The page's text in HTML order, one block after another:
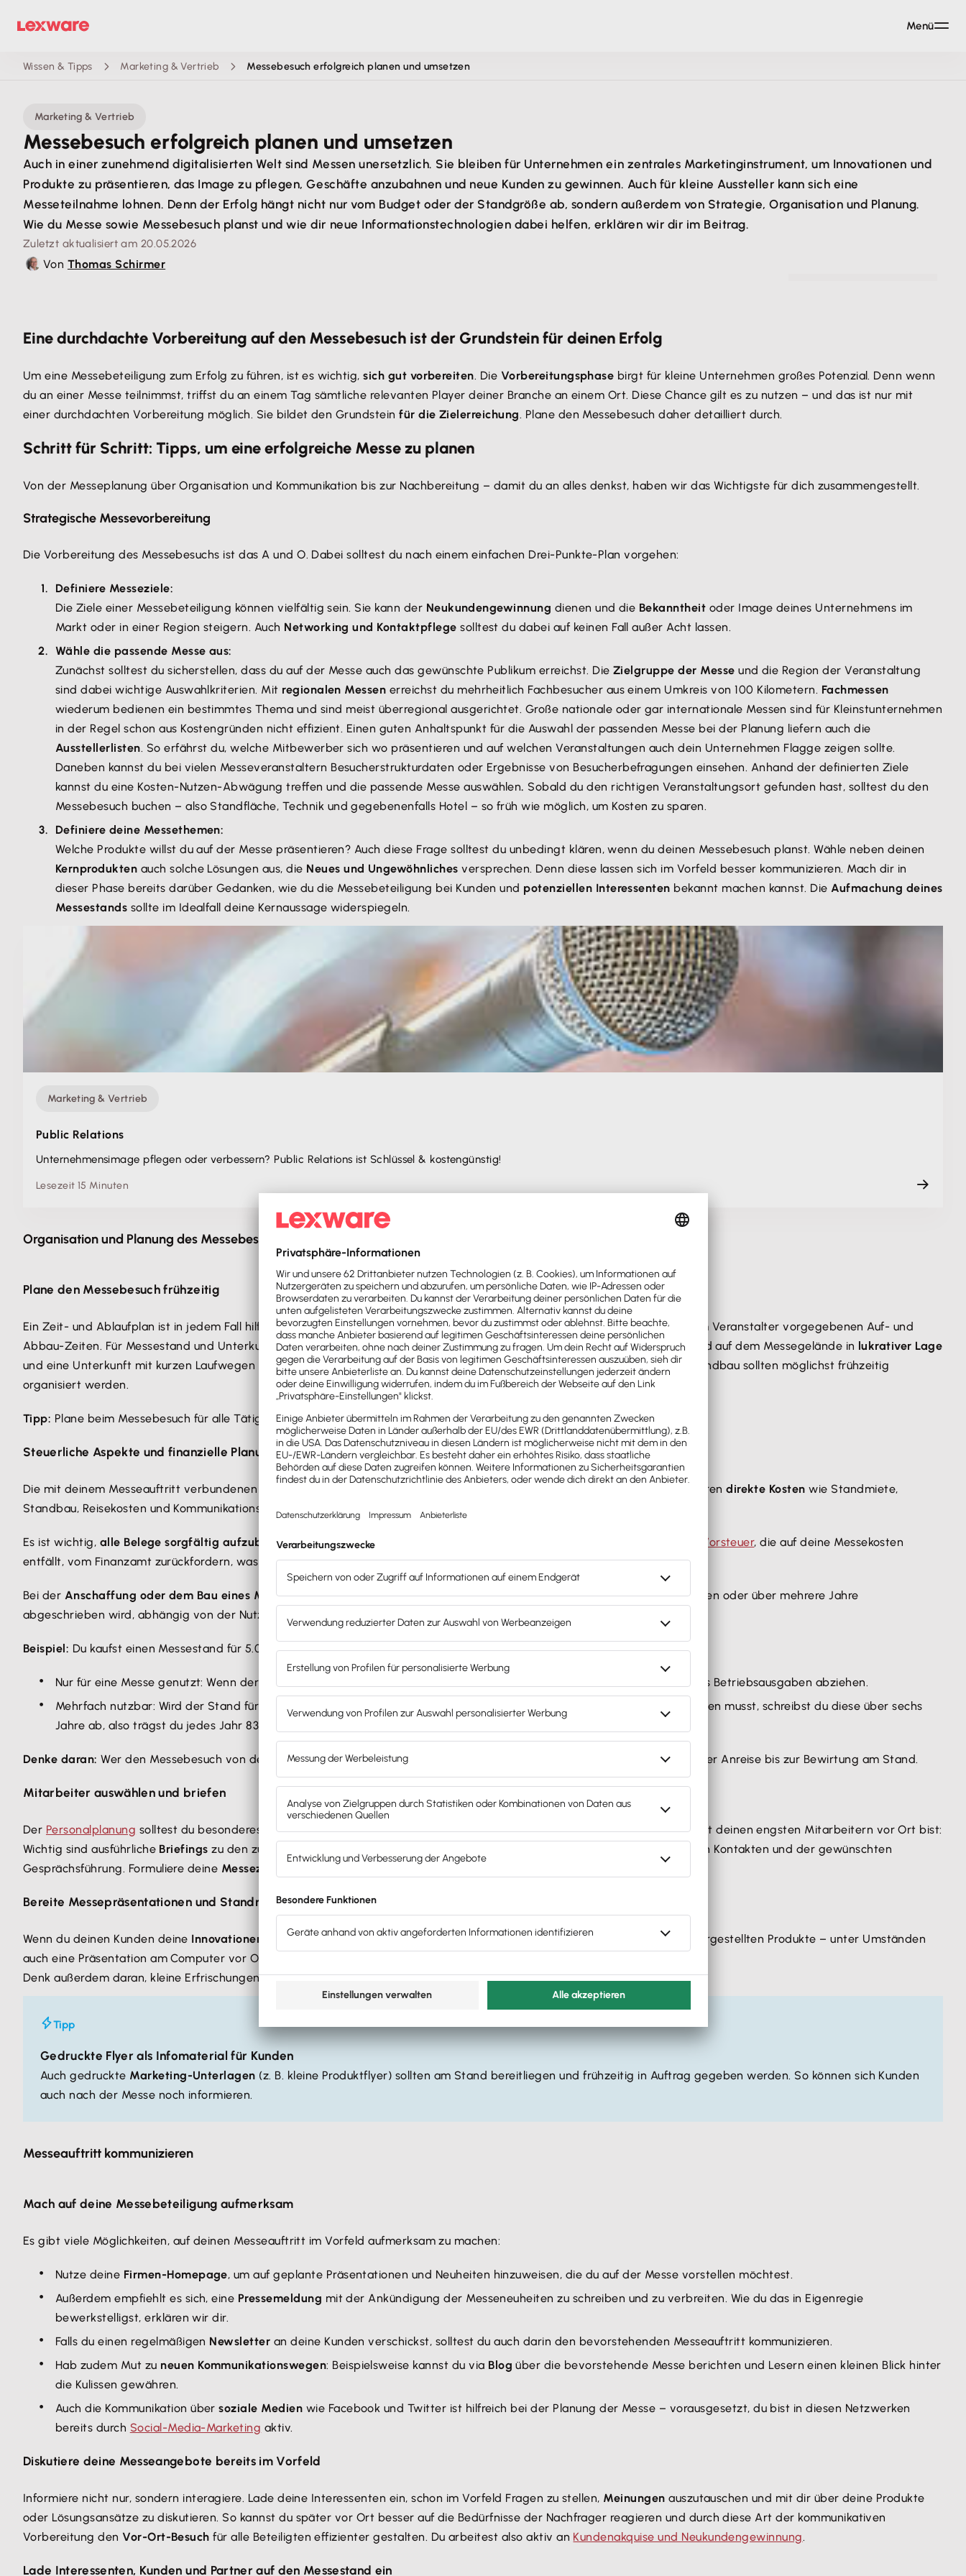
Wissen & Tipps Marketing & Vertrieb Messebesuch erfolgreich planen und umsetzen
Marketing & Vertrieb
Messebesuch erfolgreich planen und umsetzen
Auch in einer zunehmend digitalisierten Welt sind Messen unersetzlich. Sie bleiben für Unternehmen ein zentrales Marketinginstrument, um Innovationen und
Produkte zu präsentieren, das Image zu pflegen, Geschäfte anzubahnen und neue Kunden zu gewinnen. Auch für kleine Aussteller kann sich eine
Messeteilnahme lohnen. Denn der Erfolg hängt nicht nur vom Budget oder der Standgröße ab, sondern außerdem von Strategie, Organisation und Planung.
Wie du Messe sowie Messebesuch planst und wie dir neue Informationstechnologien dabei helfen, erklären wir dir im Beitrag.
Zuletzt aktualisiert am 20.05.2026
Von Thomas Schirmer
Eine durchdachte Vorbereitung auf den Messebesuch ist der Grundstein für deinen Erfolg
Um eine Messebeteiligung zum Erfolg zu führen, ist es wichtig,sich gut vorbereiten. Die Vorbereitungsphase birgt für kleine Unternehmen großes Potenzial. Denn wenn
du an einer Messe teilnimmst, triffst du an einem Tag sämtliche relevanten Player deiner Branche an einem Ort. Diese Chance gilt es zu nutzen – und das ist nur mit
einer durchdachten Vorbereitung möglich. Sie bildet den Grundsteinfür die Zielerreichung. Plane den Messebesuch daher detailliert durch.
Schritt für Schritt: Tipps, um eine erfolgreiche Messe zu planen
Von der Messeplanung über Organisation und Kommunikation bis zur Nachbereitung – damit du an alles denkst, haben wir das Wichtigste für dich zusammengestellt.
Strategische Messevorbereitung
Die Vorbereitung des Messebesuchs ist das A und O. Dabei solltest du nach einem einfachen Drei-Punkte-Plan vorgehen:
Definiere Messeziele:
Die Ziele einer Messebeteiligung können vielfältig sein. Sie kann der Neukundengewinnung dienen und die Bekanntheit oder Image deines Unternehmens im
Markt oder in einer Region steigern. Auch Networking und Kontaktpflege solltest du dabei auf keinen Fall außer Acht lassen.
Wähle die passende Messe aus:
Zunächst solltest du sicherstellen, dass du auf der Messe auch das gewünschte Publikum erreichst. Die Zielgruppe der Messe und die Region der Veranstaltung
sind dabei wichtige Auswahlkriterien. Mit regionalen Messen erreichst du mehrheitlich Fachbesucher aus einem Umkreis von 100 Kilometern. Fachmessen
wiederum bedienen ein bestimmtes Thema und sind meist überregional ausgerichtet. Große nationale oder gar internationale Messen sind für Kleinstunternehmen
in der Regel schon aus Kostengründen nicht effizient. Einen guten Anhaltspunkt für die Auswahl der passenden Messe bei der Planung liefern auch die
Ausstellerlisten. So erfährst du, welche Mitbewerber sich wo präsentieren und auf welchen Veranstaltungen auch dein Unternehmen Flagge zeigen sollte.
Daneben kannst du bei vielen Messeveranstaltern Besucherstrukturdaten oder Ergebnisse von Besucherbefragungen einsehen. Anhand der definierten Ziele
kannst du eine Kosten-Nutzen-Abwägung treffen und die passende Messe auswählen. Sobald du den richtigen Veranstaltungsort gefunden hast, solltest du den
Messebesuch buchen – also Standfläche, Technik und gegebenenfalls Hotel – so früh wie möglich, um Kosten zu sparen.
Definiere deine Messethemen:
Welche Produkte willst du auf der Messe präsentieren? Auch diese Frage solltest du unbedingt klären, wenn du deinen Messebesuch planst. Wähle neben deinen
Kernprodukten auch solche Lösungen aus, die Neues und Ungewöhnliches versprechen. Denn diese lassen sich im Vorfeld besser kommunizieren. Mach dir in
dieser Phase bereits darüber Gedanken, wie du die Messebeteiligung bei Kunden und potenziellen Interessenten bekannt machen kannst. DieAufmachung deines
Messestands sollte im Idealfall deine Kernaussage widerspiegeln.
Marketing & Vertrieb
Public Relations
Unternehmensimage pflegen oder verbessern? Public Relations ist Schlüssel & kostengünstig!
Lesezeit 15 Minuten
Organisation und Planung des Messebesuchs
Plane den Messebesuch frühzeitig
Ein Zeit- und Ablaufplan ist in jedem Fall hilfreich. Mach eine Checkliste. Zentrale Elemente sind derMessebeginnund die vom Veranstalter vorgegebenen Auf- und
Abbau-Zeiten. Für Messestand und Unterkunft gilt: je früher gebucht wird, desto besser. So ist die Chance größer, einen Stand auf dem Messegelände in lukrativer Lage
und eine Unterkunft mit kurzen Laufwegen zu
vernünftigen Preisenzu erhalten. Auch die Logistik von Materialien und der Standbau sollten möglichst frühzeitig
organisiert werden.
Tipp: Plane beim Messebesuch für alle TätigkeitenZeitpufferein.
Steuerliche Aspekte und finanzielle Planung des Messeauftritts
Die mit deinem Messeauftritt verbundenen Kosten können steuerlich als berücksichtigt werden. Dazu gehörendirekte Kosten wie Standmiete,
Standbau, Reisekosten und Kommunikationskosten sowie indirekte Kosten wie Versicherungen und Personalkosten.
Es ist wichtig, alle Belege sorgfältig aufzubewahren, um bei einer Steuerprüfung bestehen zu können. Zudem kannst du die Vorsteuer, die auf deine Messekosten
entfällt, vom Finanzamt zurückfordern, was deine Liquidität verbessert und deine Ausgaben effektiv senkt.
Bei der Anschaffung oder dem Bau eines Messestandsmusst du entscheiden, ob dieser sofort als Betriebsausgabe abgezogen oder über mehrere Jahre
abgeschrieben wird, abhängig von der Nutzungshäufigkeit und -dauer.
Beispiel: Du kaufst einen Messestand für 5.000 €.
Nur für eine Messe genutzt: Wenn der Stand nach der Messe nicht mehr verwendbar ist, kannst du die 5.000 € direkt als Betriebsausgaben abziehen.
Mehrfach nutzbar: Wird der Stand für mehrere Messebesuche genutzt, wo du die 5.000 € als Anlagevermögen betrachten musst, schreibst du diese über sechs
Jahre ab, also trägst du jedes Jahr 833,33 € in der Steuererklärung ein.
Denke daran: Wer den Messebesuch von der Steuer absetzen möchte, sollte alle Ausgaben sorgfältig dokumentieren – von der Anreise bis zur Bewirtung am Stand.
Mitarbeiter auswählen und briefen
Der Personalplanung solltest du besonderes Augenmerk schenken. Wer ist an welchen Tagen am Stand? Auch wenn du nur mit deinen engsten Mitarbeitern vor Ort bist:
Wichtig sind ausführliche Briefingszu den zu
, den vorgestellten Produkten, wichtigen potenziellen Kontakten und der gewünschten
Gesprächsführung. Formuliere deine Messeziele möglichst leicht verständlich und schwöre dein kleines Team ein.
Bereite Messepräsentationen und Standmaterial vor
Wenn du deinen Kunden deine Innovationen oder Dienstleistungenpräsentieren möchtest, ist – abhängig von der Art der vorgestellten Produkte – unter Umständen
auch eine Präsentation am Computer vor Ort gut geeignet. Bereite diese rechtzeitig vor.
Denk außerdem daran, kleine Erfrischungen für deine Standbesucher bereitzustellen.
Tipp
Gedruckte Flyer als Infomaterial für Kunden
Auch gedruckte Marketing-Unterlagen (z. B. kleine Produktflyer) sollten am Stand bereitliegen und frühzeitig in Auftrag gegeben werden. So können sich Kunden
auch nach der Messe noch informieren.
Messeauftritt kommunizieren
Mach auf deine Messebeteiligung aufmerksam
Es gibt viele Möglichkeiten, auf deinen Messeauftritt im Vorfeld aufmerksam zu machen:
Nutze deine Firmen-Homepage, um auf geplante Präsentationen und Neuheiten hinzuweisen, die du auf der Messe vorstellen möchtest.
Außerdem empfiehlt es sich, eine Pressemeldung mit der Ankündigung der Messeneuheiten zu schreiben und zu verbreiten. Wie du das in Eigenregie
bewerkstelligst, erklären wir dir.
Falls du einen regelmäßigen Newsletter an deine Kunden verschickst, solltest du auch darin den bevorstehenden Messeauftritt kommunizieren.
Hab zudem Mut zu neuen Kommunikationswegen: Beispielsweise kannst du via Blog über die bevorstehende Messe berichten und Lesern einen kleinen Blick hinter
die Kulissen gewähren.
Auch die Kommunikation übersoziale Medien wie Facebook und Twitter ist hilfreich bei der Planung der Messe – vorausgesetzt, du bist in diesen Netzwerken
bereits durch Social-Media-Marketing aktiv.
Diskutiere deine Messeangebote bereits im Vorfeld
Informiere nicht nur, sondern interagiere. Lade deine Interessenten ein, schon im Vorfeld Fragen zu stellen, Meinungen auszutauschen und mit dir über deine Produkte
oder Lösungsansätze zu diskutieren. So kannst du später vor Ort besser auf die Bedürfnisse der Nachfrager reagieren und durch diese Art der kommunikativen
Vorbereitung den Vor-Ort-Besuch für alle Beteiligten effizienter gestalten. Du arbeitest also aktiv an Kundenakquise und Neukundengewinnung.
Lade Interessenten, Kunden und Partner auf den Messestand ein
Menü